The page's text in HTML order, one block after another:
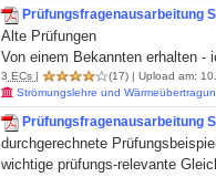
Prüfungsfragenausarbeitung
Alte Prüfungen
Von einem Bekannten erhalten -
3 ECs | (17) | Upload am:
Strömungslehre und
Prüfungsfragenausarbeitung
durchgerechnete
wichtige prüfungs-relevante